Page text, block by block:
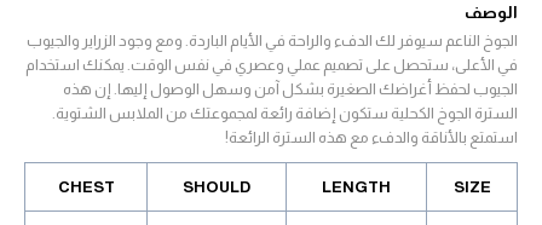
of
5
الوصف
الجوخ الناعم سيوفر لك الدفء والراحة في الأيام الباردة. ومع وجود الزراير والجيوب
في الأعلى، ستحصل على تصميم عملي وعصري في نفس الوقت. يمكنك استخدام
الجيوب لحفظ أغراضك الصغيرة بشكل آمن وسهل الوصول إليها. إن هذه
السترة الجوخ الكحلية ستكون إضافة رائعة لمجموعتك من الملابس الشتوية.
استمتع بالأناقة والدفء مع هذه السترة الرائعة!
SIZE
LENGTH
SHOULD
CHEST